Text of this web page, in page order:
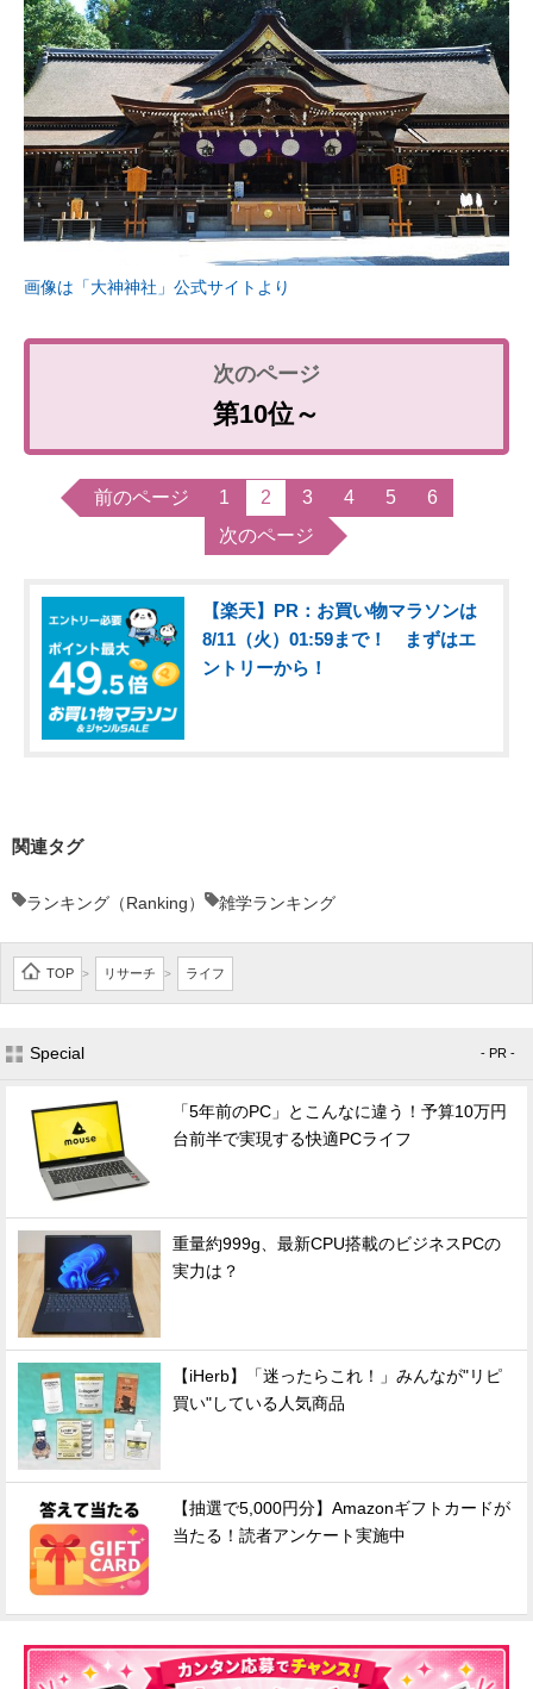
画像は「大神神社」公式サイトより
第10位～
前のページ 1 2 3 4 5
6
次のページ
【楽天】PR：お買い物マラソンは
8/11（火）01:59まで！ まずはエ
ントリーから！
関連タグ
ランキング（Ranking） 雑学ランキング
TOP > リサーチ > ライフ
Special - PR -
「5年前のPC」とこんなに違う！予算10万円
台前半で実現する快適PCライフ
重量約999g、最新CPU搭載のビジネスPCの
実力は？
【iHerb】「迷ったらこれ！」みんなが"リピ
買い"している人気商品
【抽選で5,000円分】Amazonギフトカードが
当たる！読者アンケート実施中